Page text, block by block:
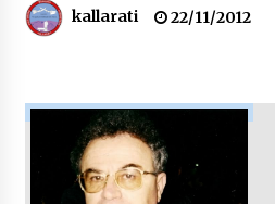
ZHVILLUA EDICIONI I TRETË I PIKNIKU
PRANVEROR
03/05/2026
Gazeta Kallarati nr. 116
28/01/2026
kallarati 22/11/2012